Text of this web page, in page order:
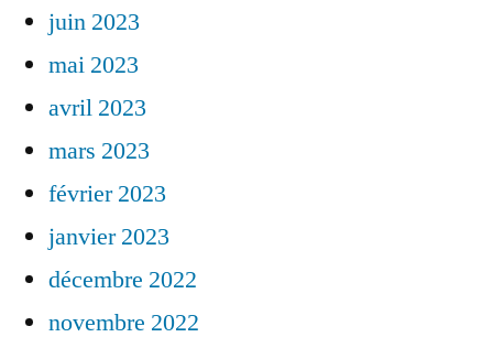
juin 2023
mai 2023
avril 2023
mars 2023
février 2023
janvier 2023
décembre 2022
novembre 2022